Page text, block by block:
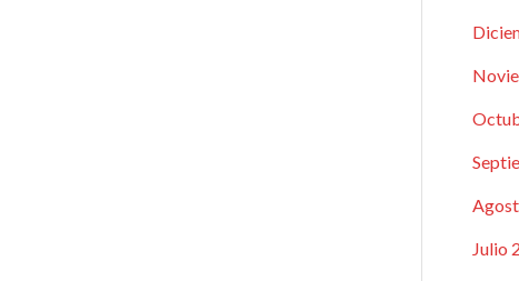
Julio